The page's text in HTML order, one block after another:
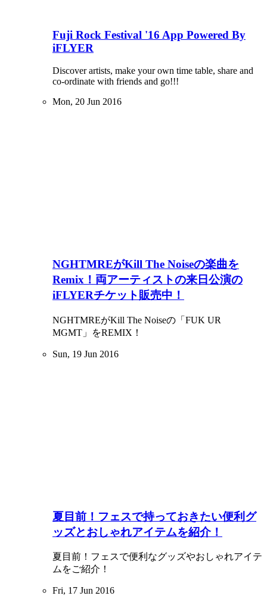
Fuji Rock Festival '16 App Powered By
iFLYER
Discover artists, make your own time table, share and
co-ordinate with friends and go!!!
Mon, 20 Jun 2016
NGHTMREがKill The Noiseの楽曲を
Remix！両アーティストの来日公演の
iFLYERチケット販売中！
NGHTMREがKill The Noiseの「FUK UR
MGMT」をREMIX！
Sun, 19 Jun 2016
夏目前！フェスで持っておきたい便利グ
ッズとおしゃれアイテムを紹介！
夏目前！フェスで便利なグッズやおしゃれアイテ
ムをご紹介！
Fri, 17 Jun 2016